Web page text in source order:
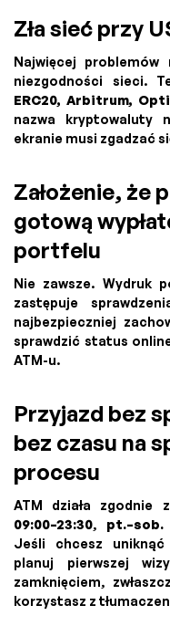
Zła sieć przy
Najwięcej
niezgodności sieci.
ERC20, Arbitrum,
nazwa kryptowaluty
ekranie musi zgadzać
Założenie, że
gotową
portfelu
Nie zawsze. Wydruk
zastępuje
najbezpieczniej
sprawdzić status
ATM-u.
Przyjazd bez
bez czasu na
procesu
ATM działa zgodnie
09:00–23:30, pt.–sob.
Jeśli chcesz
planuj pierwszej
zamknięciem,
korzystasz z